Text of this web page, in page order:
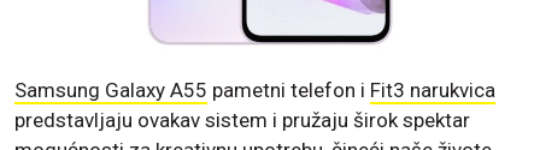
Samsung Galaxy A55 pametni telefon i Fit3 narukvica
predstavljaju ovakav sistem i pružaju širok spektar